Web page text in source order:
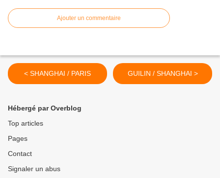
Ajouter un commentaire
< SHANGHAI / PARIS GUILIN / SHANGHAI >
Hébergé par Overblog
Top articles
Pages
Contact
Signaler un abus